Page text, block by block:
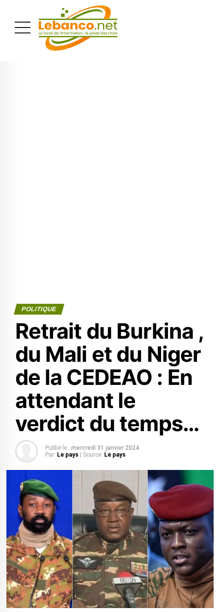
POLITIQUE
Retrait du Burkina ,
du Mali et du Niger
de la CEDEAO : En
attendant le
verdict du temps…
Publié le : mercredi 31 janvier 2024
Par: Le pays | Source: Le pays